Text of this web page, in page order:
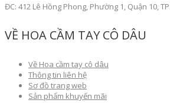
ĐC: 412 Lê Hồng Phong, Phường 1, Quận 10,
VỀ HOA CẦM TAY CÔ DÂU
Về Hoa cầm tay cô dâu
Thông tin liên hệ
Sơ đồ trang web
Sản phẩm khuyến mãi